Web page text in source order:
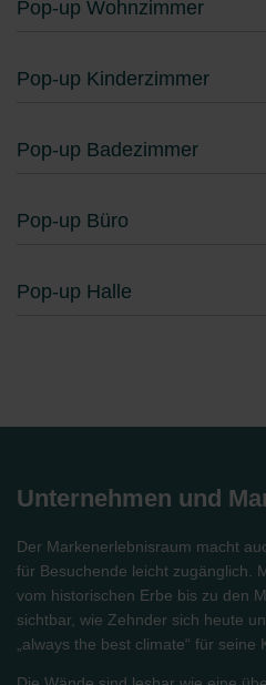
Pop-up Wohnzimmer
Pop-up Kinderzimmer
Pop-up Badezimmer
Pop-up Büro
Pop-up Halle
Unternehmen und
Der Markenerlebnisraum macht
für Besuchende leicht zugänglich.
vom historischen Erbe bis zu den
sichtbar, wie Zehnder sich heute
„always the best climate“ für seine